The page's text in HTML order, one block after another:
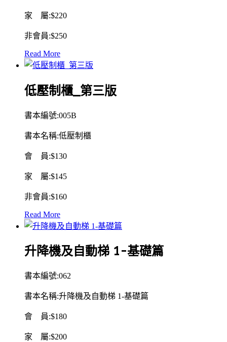
家 屬:$220
非會員:$250
Read More
低壓制櫃_第三版
書本編號:005B
書本名稱:低壓制櫃
會 員:$130
家 屬:$145
非會員:$160
Read More
升降機及自動梯 1-基礎篇
書本編號:062
書本名稱:升降機及自動梯 1-基礎篇
會 員:$180
家 屬:$200